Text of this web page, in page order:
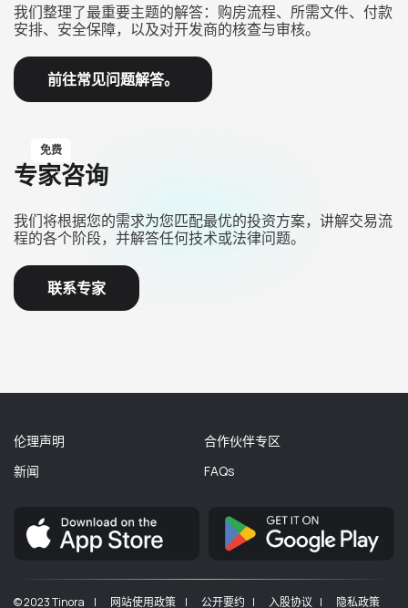
我们整理了最重要主题的解答：购房流程、所需文件、付款
安排、安全保障，以及对开发商的核查与审核。
前往常见问题解答。
免费
专家咨询
我们将根据您的需求为您匹配最优的投资方案，讲解交易流
程的各个阶段，并解答任何技术或法律问题。
联系专家
伦理声明
新闻
合作伙伴专区
FAQs
© 2023 Tinora | 网站使用政策 | 公开要约 | 入股协议 | 隐私政策